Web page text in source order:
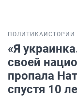
ПОЛИТИКА ИСТОРИИ
«Я
своей
пропала
спустя 10